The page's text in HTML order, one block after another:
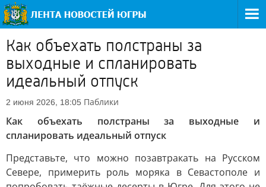
Как объехать полстраны за
выходные и спланировать
идеальный отпуск
2 июня 2026, 18:05 Паблики
Как объехать полстраны за выходные и
спланировать идеальный отпуск
Представьте, что можно позавтракать на Русском
Севере, примерить роль моряка в Севастополе и